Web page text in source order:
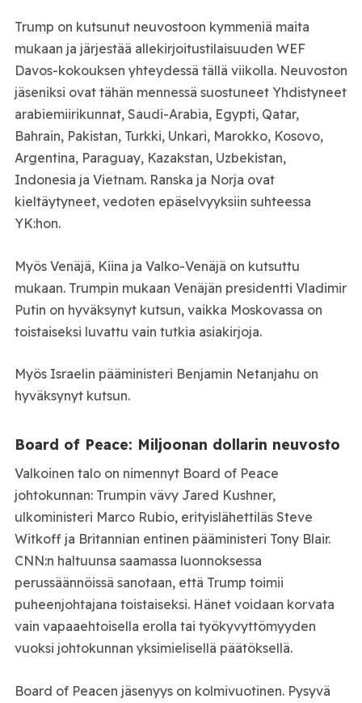
Trump on kutsunut neuvostoon kymmeniä maita
mukaan ja järjestää allekirjoitustilaisuuden WEF
Davos-kokouksen yhteydessä tällä viikolla. Neuvoston
jäseniksi ovat tähän mennessä suostuneet Yhdistyneet
arabiemiirikunnat, Saudi-Arabia, Egypti, Qatar,
Bahrain, Pakistan, Turkki, Unkari, Marokko, Kosovo,
Argentina, Paraguay, Kazakstan, Uzbekistan,
Indonesia ja Vietnam. Ranska ja Norja ovat
kieltäytyneet, vedoten epäselvyyksiin suhteessa
YK:hon.
Myös Venäjä, Kiina ja Valko-Venäjä on kutsuttu
mukaan. Trumpin mukaan Venäjän presidentti Vladimir
Putin on hyväksynyt kutsun, vaikka Moskovassa on
toistaiseksi luvattu vain tutkia asiakirjoja.
Myös Israelin pääministeri Benjamin Netanjahu on
hyväksynyt kutsun.
Board of Peace: Miljoonan dollarin neuvosto
Valkoinen talo on nimennyt Board of Peace
johtokunnan: Trumpin vävy Jared Kushner,
ulkoministeri Marco Rubio, erityislähettiläs Steve
Witkoff ja Britannian entinen pääministeri Tony Blair.
CNN:n haltuunsa saamassa luonnoksessa
perussäännöissä sanotaan, että Trump toimii
puheenjohtajana toistaiseksi. Hänet voidaan korvata
vain vapaaehtoisella erolla tai työkyvyttömyyden
vuoksi johtokunnan yksimielisellä päätöksellä.
Board of Peacen jäsenyys on kolmivuotinen. Pysyvä